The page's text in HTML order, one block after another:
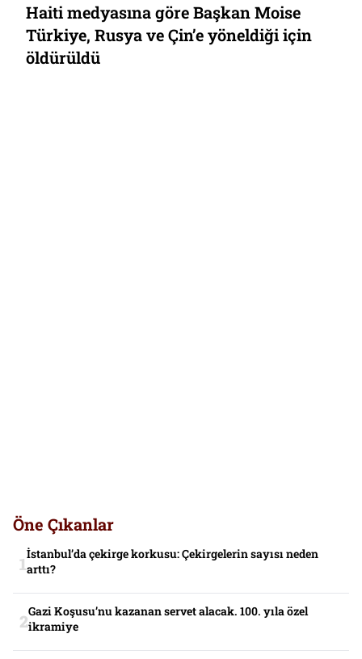
Haiti medyasına göre Başkan Moise
Türkiye, Rusya ve Çin’e yöneldiği için
öldürüldü
Öne Çıkanlar
İstanbul’da çekirge korkusu: Çekirgelerin sayısı neden
arttı?
Gazi Koşusu’nu kazanan servet alacak. 100. yıla özel
ikramiye